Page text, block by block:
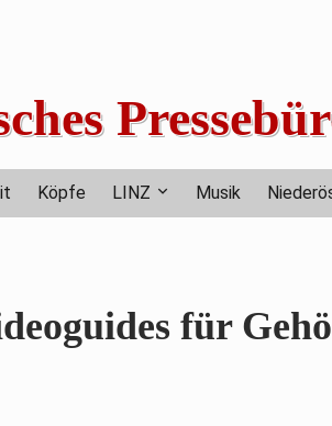
Köpfe LINZ Musik
für